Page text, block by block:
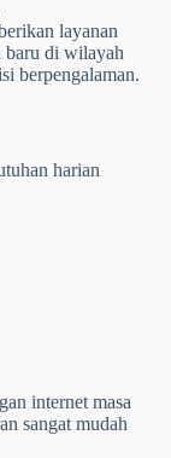
layanan
baru di wilayah
berpengalaman.
harian
internet masa
sangat mudah